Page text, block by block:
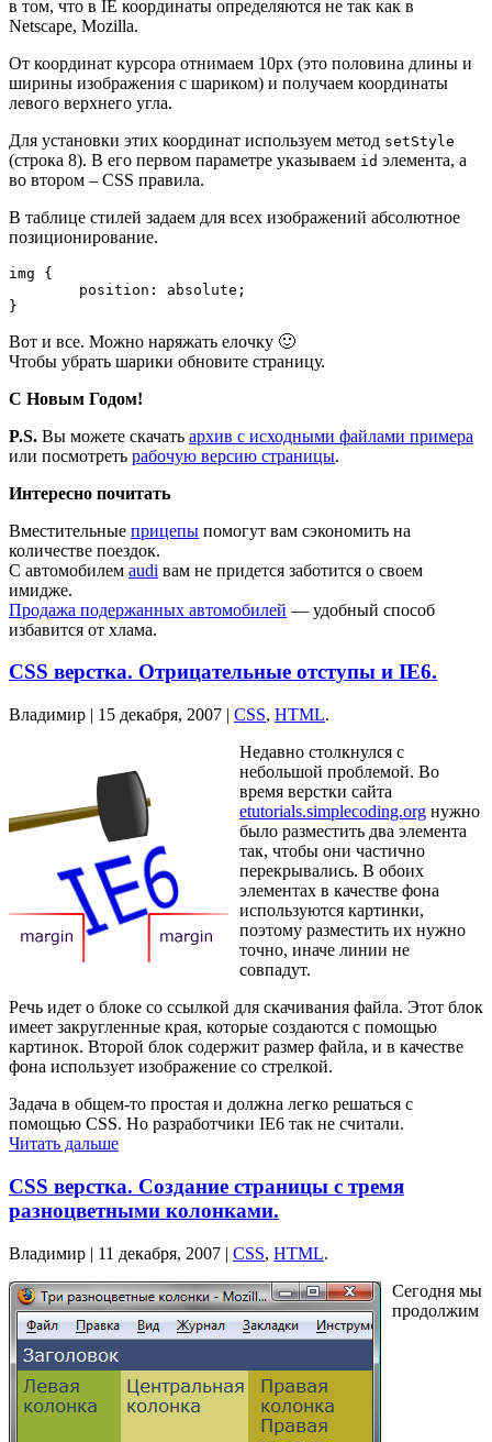
в том, что в IE координаты определяются не так как в
Netscape, Mozilla.
От координат курсора отнимаем 10px (это половина длины и
ширины изображения с шариком) и получаем координаты
левого верхнего угла.
Для установки этих координат используем метод setStyle
(строка 8). В его первом параметре указываем id элемента, а
во втором – CSS правила.
В таблице стилей задаем для всех изображений абсолютное
позиционирование.
img {
}
Вот и все. Можно наряжать елочку 🙂
Чтобы убрать шарики обновите страницу.
С Новым Годом!
P.S. Вы можете скачать архив с исходными файлами примера
или посмотреть рабочую версию страницы.
Интересно почитать
Вместительные прицепы помогут вам сэкономить на
количестве поездок.
С автомобилем audi вам не придется заботится о своем
имидже.
Продажа подержанных автомобилей — удобный способ
избавится от хлама.
CSS верстка. Отрицательные отступы и IE6.
Владимир | 15 декабря, 2007 | CSS, HTML.
Недавно столкнулся с
небольшой проблемой. Во
время верстки сайта
etutorials.simplecoding.org нужно
было разместить два элемента
так, чтобы они частично
перекрывались. В обоих
элементах в качестве фона
используются картинки,
поэтому разместить их нужно
точно, иначе линии не
совпадут.
Речь идет о блоке со ссылкой для скачивания файла. Этот блок
имеет закругленные края, которые создаются с помощью
картинок. Второй блок содержит размер файла, и в качестве
фона использует изображение со стрелкой.
Задача в общем-то простая и должна легко решаться с
помощью CSS. Но разработчики IE6 так не считали.
Читать дальше
CSS верстка. Создание страницы с тремя
разноцветными колонками.
Владимир | 11 декабря, 2007 | CSS, HTML.
Сегодня мы
продолжим